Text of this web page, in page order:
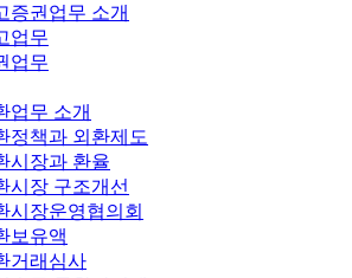
증권업무 소개
업무
업무
업무 소개
정책과 외환제도
시장과 환율
시장 구조개선
시장운영협의회
보유액
거래심사